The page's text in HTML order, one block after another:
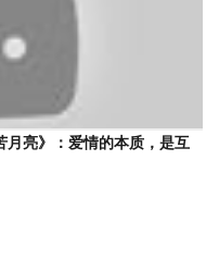
月亮》：爱情的本质，是互